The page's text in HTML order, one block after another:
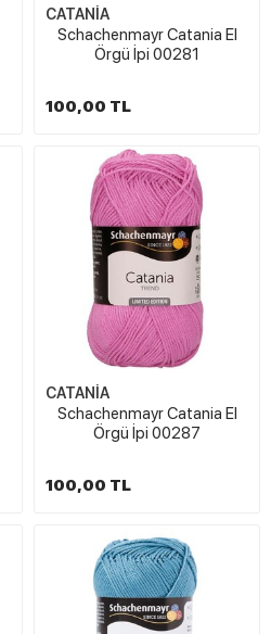
CATANİA
Schachenmayr Catania El
Örgü İpi 00281
100,00 TL
CATANİA
Schachenmayr Catania El
Örgü İpi 00287
100,00 TL